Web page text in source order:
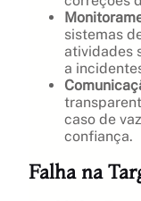
sistemas
atividades
a
caso de
confiança.
Falha na